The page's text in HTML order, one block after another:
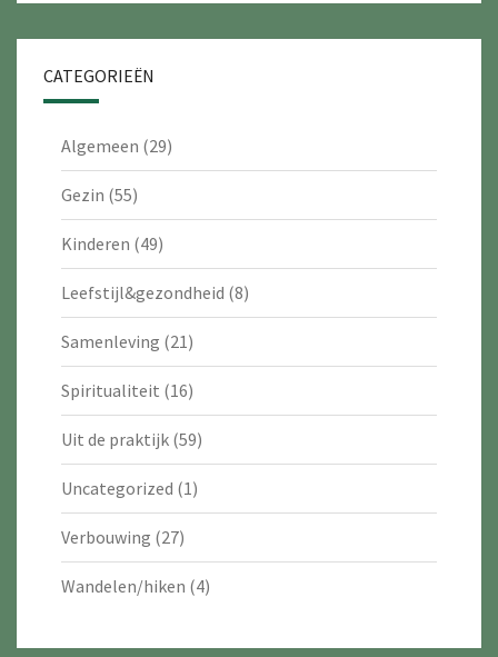
CATEGORIEËN
Algemeen (29)
Gezin (55)
Kinderen (49)
Leefstijl&gezondheid (8)
Samenleving (21)
Spiritualiteit (16)
Uit de praktijk (59)
Uncategorized (1)
Verbouwing (27)
Wandelen/hiken (4)